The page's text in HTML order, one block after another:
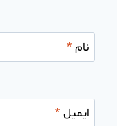
نام*
ایمیل*